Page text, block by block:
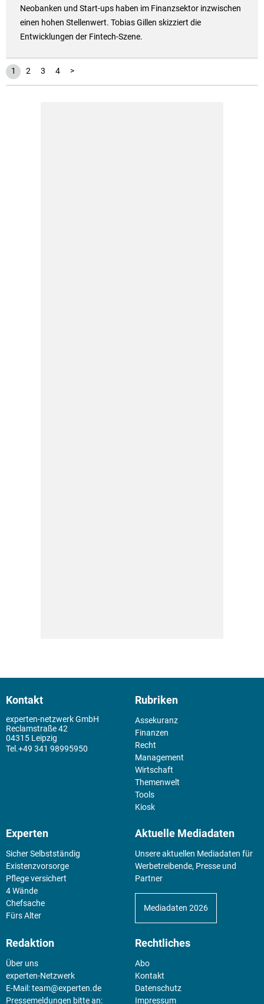
Neobanken und Start-ups haben im Finanzsektor inzwischen
einen hohen Stellenwert. Tobias Gillen skizziert die
Entwicklungen der Fintech-Szene.
1 2 3 4 >
Kontakt
experten-netzwerk GmbH
Reclamstraße 42
04315 Leipzig
+49 341 98995950
Rubriken
Assekuranz
Finanzen
Recht
Management
Wirtschaft
Themenwelt
Tools
Kiosk
Experten
Sicher Selbstständig
Existenz­vorsorge
Pflege versichert
4 Wände
Chefsache
Fürs Alter
Aktuelle Mediadaten
Unsere aktuellen Mediadaten für
Werbetreibende, Presse und
Partner
Mediadaten 2026
Redaktion
Über uns
experten-Netzwerk
E-Mail:team@experten.de
Pressemeldungen bitte an:
Rechtliches
Abo
Kontakt
Datenschutz
Impressum